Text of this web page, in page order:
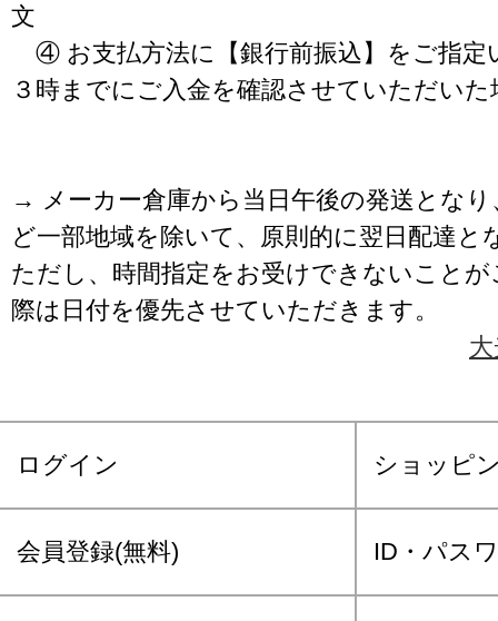
文
④ お支払方法に【銀行前振込】をご指定
３時までにご入金を確認させていただいた
→ メーカー倉庫から当日午後の発送となり
ど一部地域を除いて、原則的に翌日配達と
ただし、時間指定をお受けできないこと
際は日付を優先させていただきます。
ログイン ショッピ
会員登録(無料) ID・パス